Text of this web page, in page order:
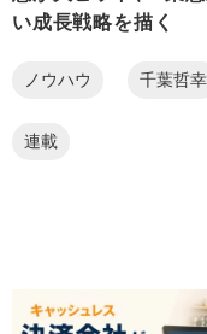
い成長戦略を描く
ノウハウ 千葉哲幸
連載